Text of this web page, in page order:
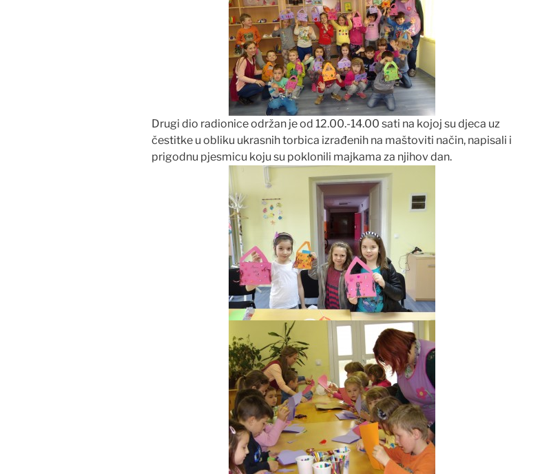
Drugi dio radionice održan je od 12.00.-14.00 sati na kojoj su djeca uz
čestitke u obliku ukrasnih torbica izrađenih na maštoviti način, napisali i
prigodnu pjesmicu koju su poklonili majkama za njihov dan.